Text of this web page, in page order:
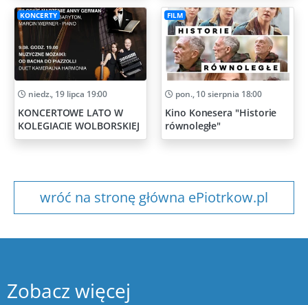
KONCERTY
niedz., 19 lipca 19:00
KONCERTOWE LATO W
KOLEGIACIE WOLBORSKIEJ
FILM
pon., 10 sierpnia 18:00
Kino Konesera "Historie
równoległe"
wróć na stronę główna ePiotrkow.pl
Zobacz więcej